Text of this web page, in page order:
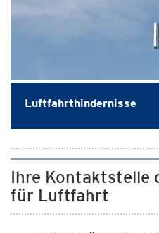
Luftfahrthindernisse
Ihre Kontaktstelle
für Luftfahrt